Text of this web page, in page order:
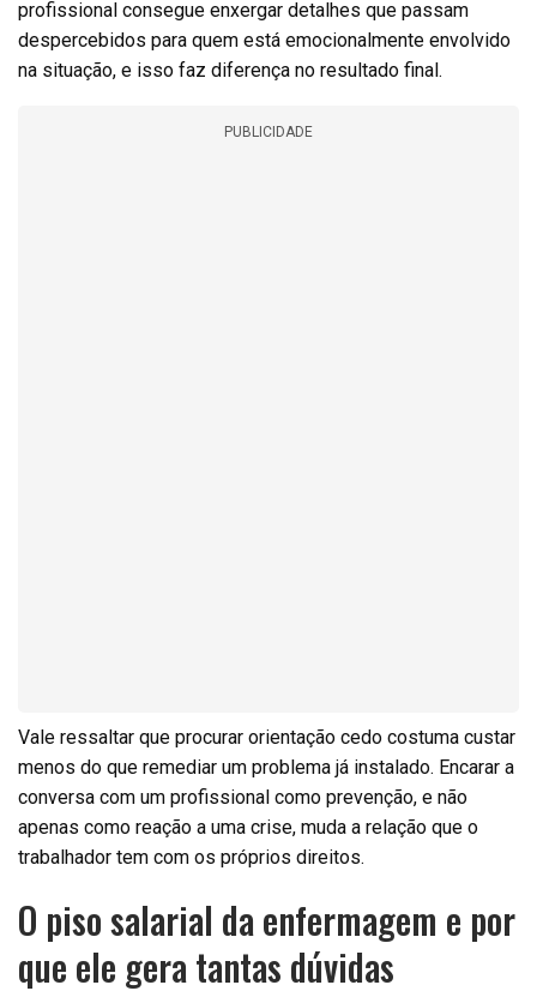
profissional consegue enxergar detalhes que passam
despercebidos para quem está emocionalmente envolvido
na situação, e isso faz diferença no resultado final.
PUBLICIDADE
Vale ressaltar que procurar orientação cedo costuma custar
menos do que remediar um problema já instalado. Encarar a
conversa com um profissional como prevenção, e não
apenas como reação a uma crise, muda a relação que o
trabalhador tem com os próprios direitos.
O piso salarial da enfermagem e por
que ele gera tantas dúvidas